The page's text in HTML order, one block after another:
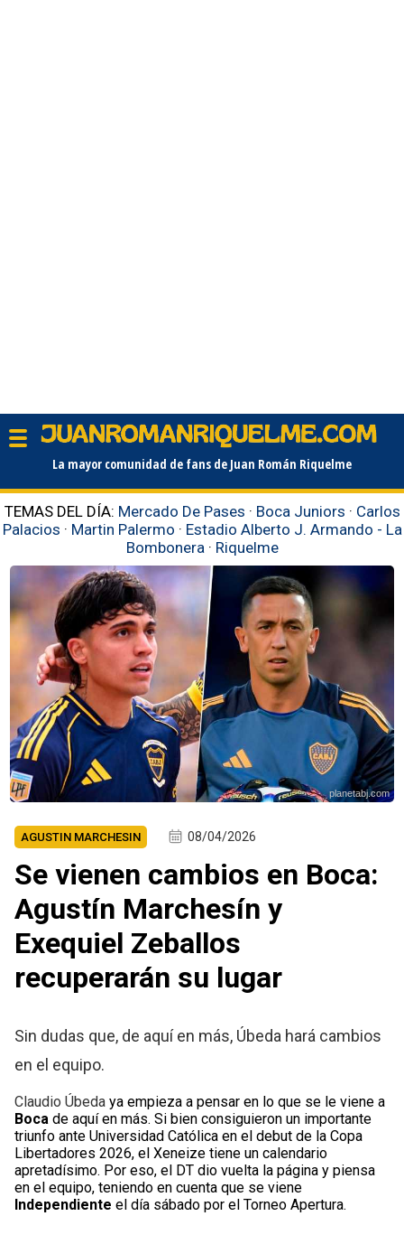
La mayor comunidad de fans de Juan Román Riquelme
TEMAS DEL DÍA: Mercado De Pases · Boca Juniors · Carlos
Palacios · Martin Palermo · Estadio Alberto J. Armando - La
Bombonera · Riquelme
planetabj.com
AGUSTIN MARCHESIN 08/04/2026
Se vienen cambios en Boca:
Agustín Marchesín y
Exequiel Zeballos
recuperarán su lugar
Sin dudas que, de aquí en más, Úbeda hará cambios
en el equipo.
Claudio Úbeda ya empieza a pensar en lo que se le viene a
Bocade aquí en más. Si bien consiguieron un importante
triunfo ante Universidad Católica en el debut de la Copa
Libertadores 2026, el Xeneize tiene un calendario
apretadísimo. Por eso, el DT dio vuelta la página y piensa
en el equipo, teniendo en cuenta que se viene
Independiente el día sábado por el Torneo Apertura.